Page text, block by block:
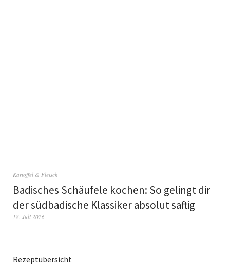
Kartoffel & Fleisch
Badisches Schäufele kochen: So gelingt dir
der südbadische Klassiker absolut saftig
18. Juli 2026
Rezeptübersicht